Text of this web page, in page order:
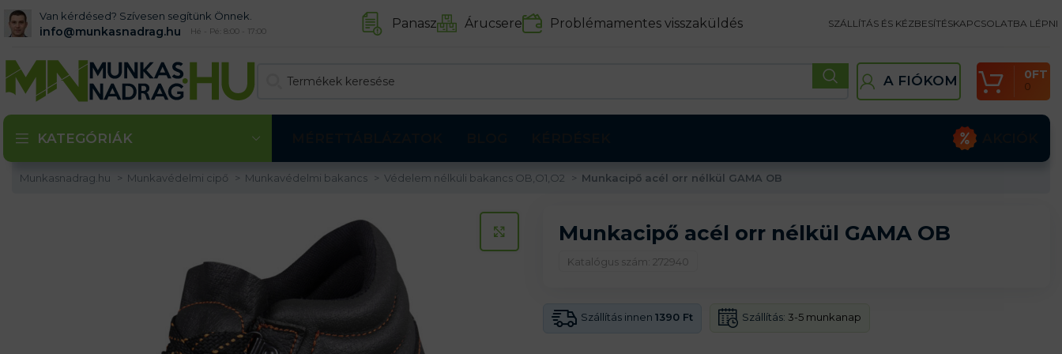
Van kérdésed? Szívesen segítünk Önnek.
info@munkasnadrag.hu Hé - Pé: 8:00 - 17:00 Panasz Árucsere Problémamentes visszaküldés SZÁLLÍTÁS ÉS KÉZBESÍTÉSKAPCSOLATBA LÉPNI
A FIÓKOM 0
0FT
KATEGÓRIÁK
Munkasnadrag.hu Munkavédelmi cipő Munkavédelmi bakancs Védelem nélküli bakancs OB,O1,O2 Munkacipő acél orr nélkül GAMA OB
KATTINTS A KINAGYÍTÁSHOZ
Munkacipő acél orr nélkül GAMA OB
Katalógus szám: 272940
Szállítás innen 1390 Ft Szállítás: 3-5 munkanap